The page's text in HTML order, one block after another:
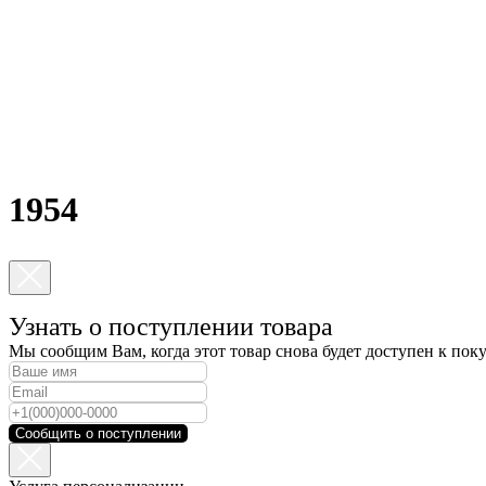
1954
Узнать о поступлении товара
Мы сообщим Вам, когда этот товар снова будет доступен к
Сообщить о поступлении